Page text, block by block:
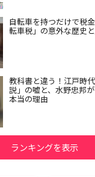
自転車を持つだけで税
転車税」の意外な歴史
教科書と違う！江戸時
説」の嘘と、水野忠邦
本当の理由
ランキングを表示